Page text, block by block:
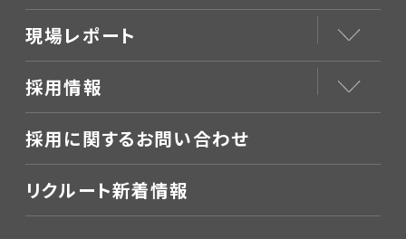
現場レポート
採用情報
採用に関するお問い合わせ
リクルート新着情報